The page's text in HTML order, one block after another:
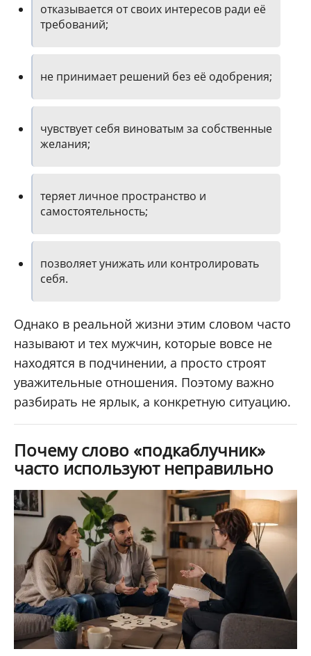
отказывается от своих интересов ради её
требований;
не принимает решений без её одобрения;
чувствует себя виноватым за собственные
желания;
теряет личное пространство и
самостоятельность;
позволяет унижать или контролировать
себя.
Однако в реальной жизни этим словом часто
называют и тех мужчин, которые вовсе не
находятся в подчинении, а просто строят
уважительные отношения. Поэтому важно
разбирать не ярлык, а конкретную ситуацию.
Почему слово «подкаблучник»
часто используют неправильно